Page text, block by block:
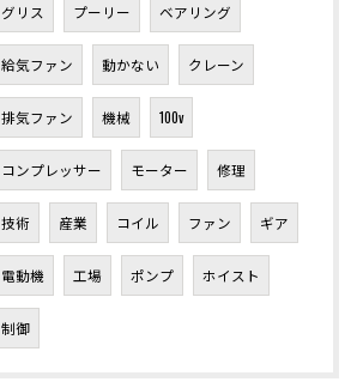
グリス プーリー ベアリング
給気ファン 動かない クレーン
排気ファン 機械 100v
コンプレッサー モーター 修理
技術 産業 コイル ファン ギア
電動機 工場 ポンプ ホイスト
制御